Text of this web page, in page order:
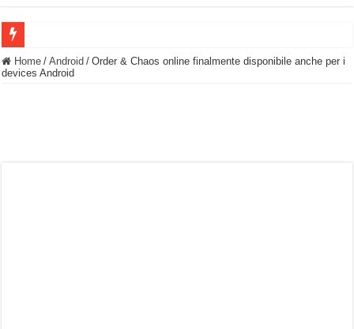
BASTA FATICARE! Questo robot tagliaerba lo appoggi e fa tutto lui! (Senza
Home / Android / Order & Chaos online finalmente disponibile anche per i
devices Android